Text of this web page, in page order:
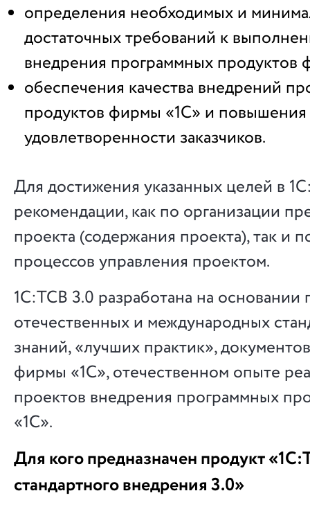
определения необходимых и
достаточных требований к
внедрения программных продуктов
обеспечения качества внедрений
продуктов фирмы «1С» и повышения
удовлетворенности заказчиков.
Для достижения указанных целей в
рекомендации, как по организации
проекта (содержания проекта), так и
процессов управления проектом.
1С:ТСВ 3.0 разработана на
отечественных и международных
знаний, «лучших практик»,
фирмы «1С», отечественном опыте
проектов внедрения программных
«1С».
Для кого предназначен продукт
стандартного внедрения 3.0»